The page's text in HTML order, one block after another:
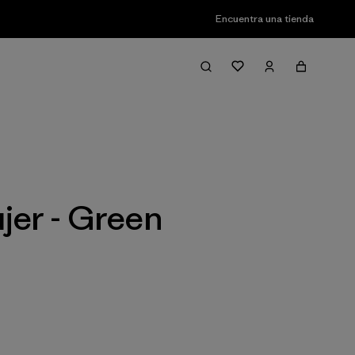
Encuentra una tienda
Filter & Sort
- Green